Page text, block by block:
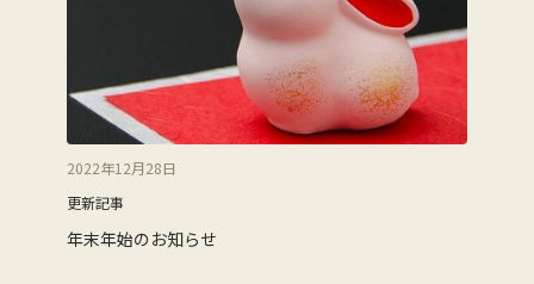
2022年12月28日
更新記事
年末年始のお知らせ